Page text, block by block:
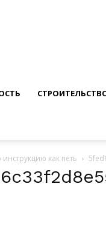
как петь